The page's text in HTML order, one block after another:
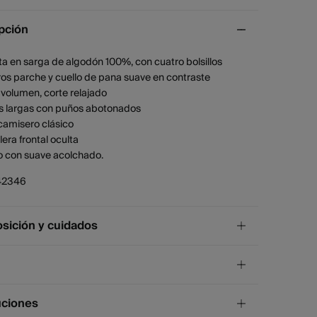
en sarga de algodón 100%, con cuatro bolsillos
parche y cuello de pana suave en contraste
corte relajado
largas con puños abotonados
clásico
frontal oculta
con suave acolchado.
y cuidados
a tienda
¡GRATIS!